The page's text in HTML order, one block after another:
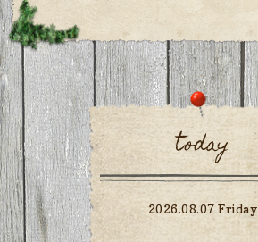
today
2026.08.07 Friday